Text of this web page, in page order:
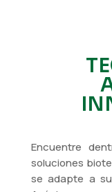
Encuentre
soluciones
se adapte a